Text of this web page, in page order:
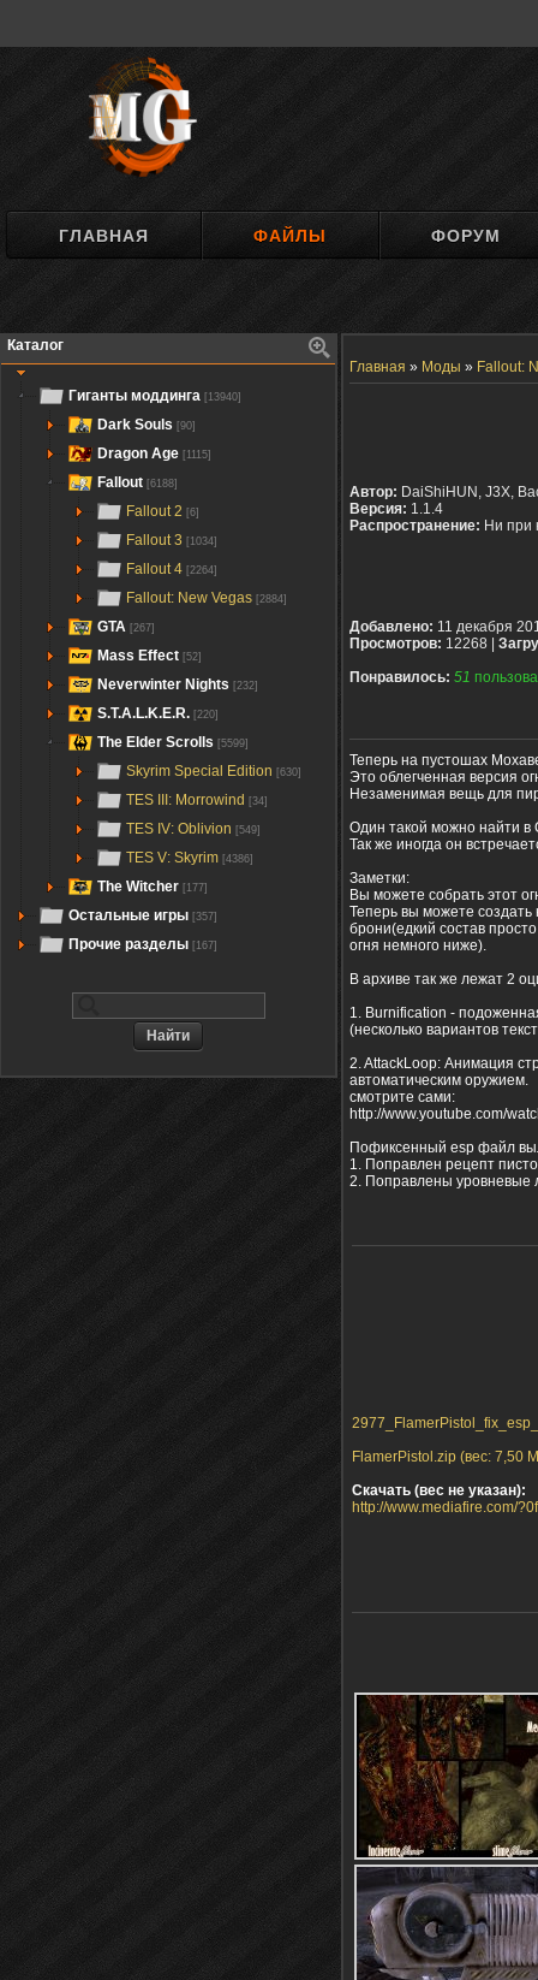
ГЛАВНАЯ ФАЙЛЫ ФОРУМ
Каталог
Гиганты моддинга [13940]
Dark Souls [90]
Dragon Age [1115]
Fallout [6188]
Fallout 2 [6]
Fallout 3 [1034]
Fallout 4 [2264]
Fallout: New Vegas [2884]
GTA [267]
Mass Effect [52]
Neverwinter Nights [232]
S.T.A.L.K.E.R. [220]
The Elder Scrolls [5599]
Skyrim Special Edition [630]
TES III: Morrowind [34]
TES IV: Oblivion [549]
TES V: Skyrim [4386]
The Witcher [177]
Остальные игры [357]
Прочие разделы [167]
Главная » Моды » Fallout:
Автор: DaiShiHUN, J3X,
Версия: 1.1.4
Распространение: Ни при
Добавлено: 11 декабря
Просмотров: 12268 |
Понравилось: 51
Теперь на пустошах
Это облегченная версия
Незаменимая вещь для
Один такой можно найти в
Так же иногда он
Заметки:
Вы можете собрать этот
Теперь вы можете
брони(едкий состав
огня немного ниже).
В архиве так же лежат 2
1. Burnification -
(несколько вариантов
2. AttackLoop: Анимация
автоматическим оружием.
смотрите сами:
http://www.youtube.com/
Пофиксенный esp файл
1. Поправлен рецепт
2. Поправлены уровневые
FlamerPistol.zip (вес: 7,50
Скачать (вес не указан):
http://www.mediafire.com/